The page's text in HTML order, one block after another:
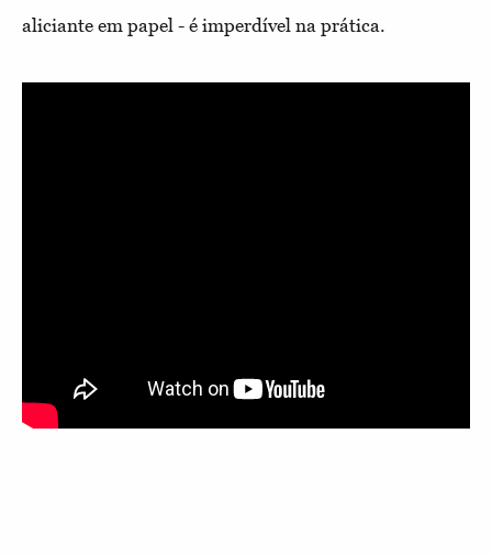
aliciante em papel - é imperdível na prática.